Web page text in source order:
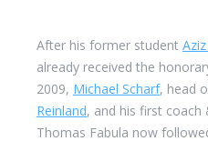
After his former student
already received the
2009, Michael Scharf, head
Reinland, and his first
Thomas Fabula now